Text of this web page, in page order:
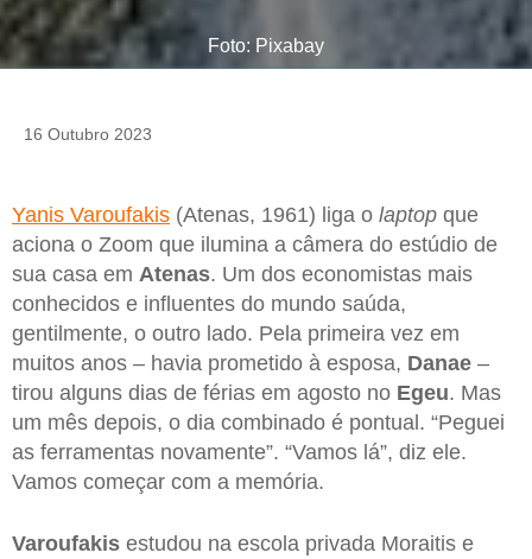
Foto: Pixabay
16 Outubro 2023
Yanis Varoufakis (Atenas, 1961) liga o laptop que
aciona o Zoom que ilumina a câmera do estúdio de
sua casa em Atenas. Um dos economistas mais
conhecidos e influentes do mundo saúda,
gentilmente, o outro lado. Pela primeira vez em
muitos anos – havia prometido à esposa, Danae –
tirou alguns dias de férias em agosto no Egeu. Mas
um mês depois, o dia combinado é pontual. “Peguei
as ferramentas novamente”. “Vamos lá”, diz ele.
Vamos começar com a memória.
Varoufakis estudou na escola privada Moraitis e